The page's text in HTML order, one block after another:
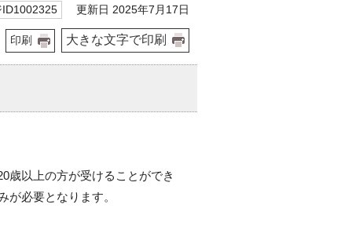
ID1002325 更新日 2025年7月17日
印刷 大きな文字で印刷
歳以上の方が受けることができ
必要となります。